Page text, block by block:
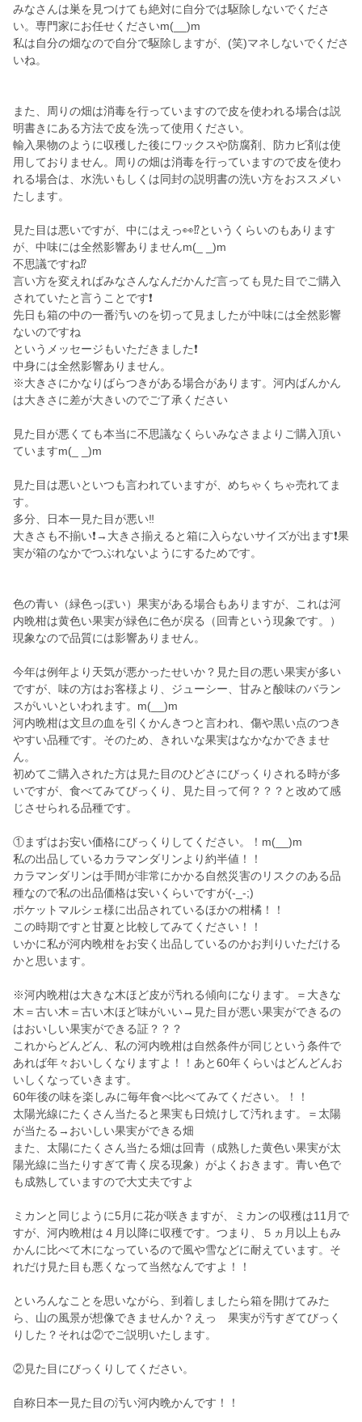
みなさんは巣を見つけても絶対に自分では駆除しないでくださ
い。専門家にお任せくださいm(__)m
私は自分の畑なので自分で駆除しますが、(笑)マネしないでくださ
いね。
また、周りの畑は消毒を行っていますので皮を使われる場合は説
明書きにある方法で皮を洗って使用ください。
輸入果物のように収穫した後にワックスや防腐剤、防カビ剤は使
用しておりません。周りの畑は消毒を行っていますので皮を使わ
れる場合は、水洗いもしくは同封の説明書の洗い方をおススメい
たします。
見た目は悪いですが、中にはえっ👀⁉️というくらいのもあります
が、中味には全然影響ありませんm(_ _)m
不思議ですね⁉️
言い方を変えればみなさんなんだかんだ言っても見た目でご購入
されていたと言うことです❗
先日も箱の中の一番汚いのを切って見ましたが中味には全然影響
ないのですね
というメッセージもいただきました❗
中身には全然影響ありません。
※大きさにかなりばらつきがある場合があります。河内ばんかん
は大きさに差が大きいのでご了承ください
見た目が悪くても本当に不思議なくらいみなさまよりご購入頂い
ていますm(_ _)m
見た目は悪いといつも言われていますが、めちゃくちゃ売れてま
す。
多分、日本一見た目が悪い‼️
大きさも不揃い❗→大きさ揃えると箱に入らないサイズが出ます❗果
実が箱のなかでつぶれないようにするためです。
色の青い（緑色っぽい）果実がある場合もありますが、これは河
内晩柑は黄色い果実が緑色に色が戻る（回青という現象です。）
現象なので品質には影響ありません。
今年は例年より天気が悪かったせいか？見た目の悪い果実が多い
ですが、味の方はお客様より、ジューシー、甘みと酸味のバラン
スがいいといわれます。m(__)m
河内晩柑は文旦の血を引くかんきつと言われ、傷や黒い点のつき
やすい品種です。そのため、きれいな果実はなかなかできませ
ん。
初めてご購入された方は見た目のひどさにびっくりされる時が多
いですが、食べてみてびっくり、見た目って何？？？と改めて感
じさせられる品種です。
①まずはお安い価格にびっくりしてください。！m(__)m
私の出品しているカラマンダリンより約半値！！
カラマンダリンは手間が非常にかかる自然災害のリスクのある品
種なので私の出品価格は安いくらいですが(-_-;)
ポケットマルシェ様に出品されているほかの柑橘！！
この時期ですと甘夏と比較してみてください！！
いかに私が河内晩柑をお安く出品しているのかお判りいただける
かと思います。
※河内晩柑は大きな木ほど皮が汚れる傾向になります。＝大きな
木＝古い木＝古い木ほど味がいい→見た目が悪い果実ができるの
はおいしい果実ができる証？？？
これからどんどん、私の河内晩柑は自然条件が同じという条件で
あれば年々おいしくなりますよ！！あと60年くらいはどんどんお
いしくなっていきます。
60年後の味を楽しみに毎年食べ比べてみてください。！！
太陽光線にたくさん当たると果実も日焼けして汚れます。＝太陽
が当たる→おいしい果実ができる畑
また、太陽にたくさん当たる畑は回青（成熟した黄色い果実が太
陽光線に当たりすぎて青く戻る現象）がよくおきます。青い色で
も成熟していますので大丈夫ですよ
ミカンと同じように5月に花が咲きますが、ミカンの収穫は11月で
すが、河内晩柑は４月以降に収穫です。つまり、５ヵ月以上もみ
かんに比べて木になっているので風や雪などに耐えています。そ
れだけ見た目も悪くなって当然なんですよ！！
といろんなことを思いながら、到着しましたら箱を開けてみた
ら、山の風景が想像できませんか？えっ 果実が汚すぎてびっく
りした？それは②でご説明いたします。
②見た目にびっくりしてください。
自称日本一見た目の汚い河内晩かんです！！